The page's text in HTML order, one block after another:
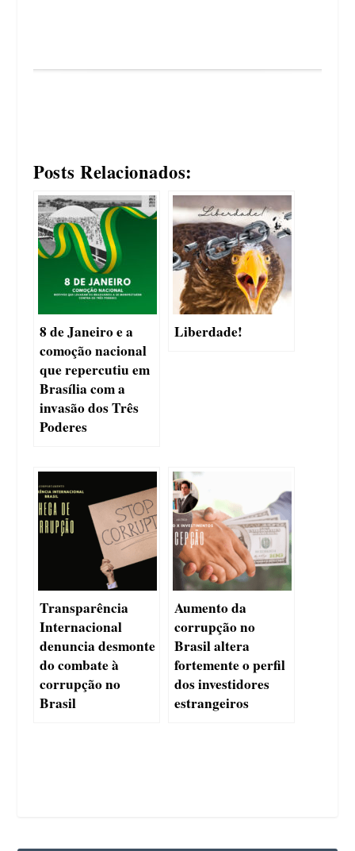
Posts Relacionados:
8 de Janeiro e a
comoção nacional
que repercutiu em
Brasília com a
invasão dos Três
Poderes
Liberdade!
Transparência
Internacional
denuncia desmonte
do combate à
corrupção no
Brasil
Aumento da
corrupção no
Brasil altera
fortemente o perfil
dos investidores
estrangeiros